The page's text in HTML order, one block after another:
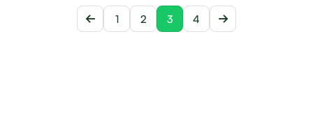
1 2 3 4